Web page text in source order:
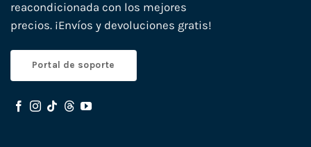
reacondicionada con los mejores
precios. ¡Envíos y devoluciones gratis!
Portal de soporte